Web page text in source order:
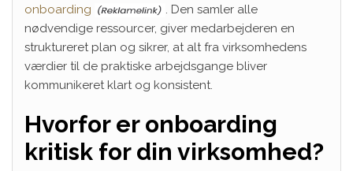
onboarding
. Den samler alle
nødvendige ressourcer, giver medarbejderen en
struktureret plan og sikrer, at alt fra virksomhedens
værdier til de praktiske arbejdsgange bliver
kommunikeret klart og konsistent.
Hvorfor er onboarding
kritisk for din virksomhed?